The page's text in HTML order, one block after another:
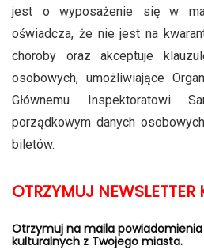
jest o wyposażenie się w
oświadcza, że nie jest na
choroby oraz akceptuje
osobowych, umożliwiające
Głównemu Inspektoratowi
porządkowym danych
biletów.
OTRZYMUJ NEWSLETTER
Otrzymuj na maila
kulturalnych z Twojego miasta.